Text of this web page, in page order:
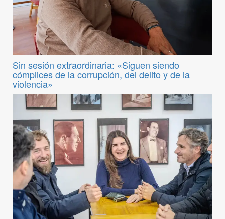
Sin sesión extraordinaria: «Siguen siendo
cómplices de la corrupción, del delito y de la
violencia»